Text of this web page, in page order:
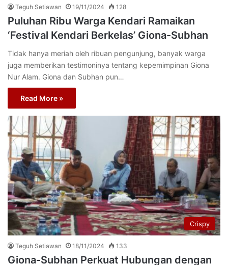
Teguh Setiawan 19/11/2024 128
Puluhan Ribu Warga Kendari Ramaikan
‘Festival Kendari Berkelas’ Giona-Subhan
Tidak hanya meriah oleh ribuan pengunjung, banyak warga
juga memberikan testimoninya tentang kepemimpinan Giona
Nur Alam. Giona dan Subhan pun…
Read More »
Crispy
Teguh Setiawan 18/11/2024 133
Giona-Subhan Perkuat Hubungan dengan